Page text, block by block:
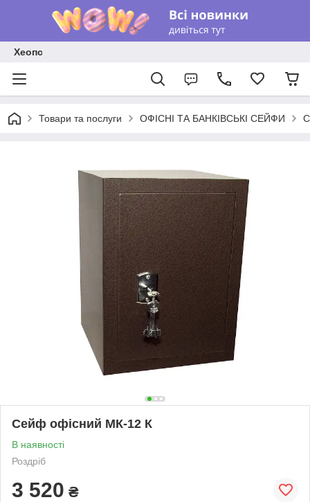
Хеопс
Товари та послуги ОФІСНІ ТА БАНКІВСЬКІ СЕЙФИ
Сейф офісний МК-12 К
В наявності
Роздріб
3 520 ₴